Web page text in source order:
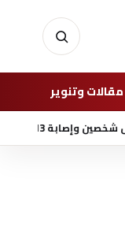
مقالات وتنوير